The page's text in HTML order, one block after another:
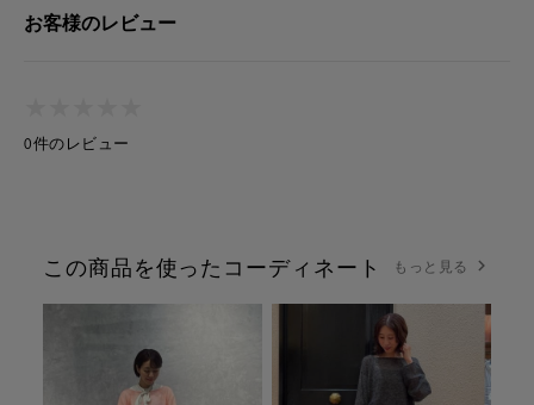
お客様のレビュー
0件のレビュー
この商品を使ったコーディネート もっと見る